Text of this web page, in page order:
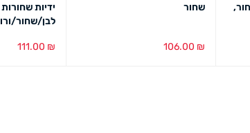
ס"מ שחור,
שחור
106.00 ₪
לבן/שחור/
111.00 ₪